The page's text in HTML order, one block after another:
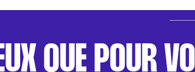
QUE POUR